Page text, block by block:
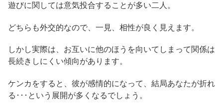
遊びに関しては意気投合することが多い二人。
どちらも外交的なので、一見、相性が良く見えます。
しかし実際は、お互いに他のほうを向いてしまって関係は
長続きしにくい傾向があります。
ケンカをすると、彼が感情的になって、結局あなたが折れ
る･･･という展開が多くなるでしょう。